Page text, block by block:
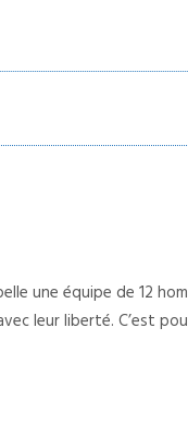
une équipe de 12
leur liberté. C’est